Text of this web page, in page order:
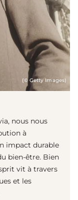
(© Getty Images)
nous nous
à
impact durable
bien-être. Bien
vit à travers
et les